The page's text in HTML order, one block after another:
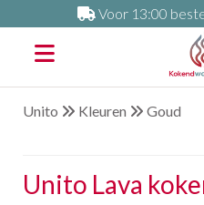
Voor 13:00
Unito Kleuren Goud
Unito Lava